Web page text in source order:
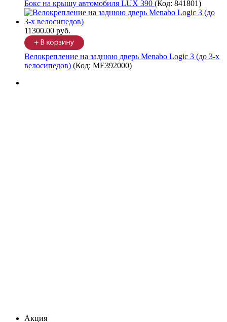
Бокс на крышу автомобиля LUX 390 (Код: 841801)
11300.00 руб.
Велокрепление на заднюю дверь Menabo Logic 3 (до 3-х
велосипедов) (Код: ME392000)
Акция